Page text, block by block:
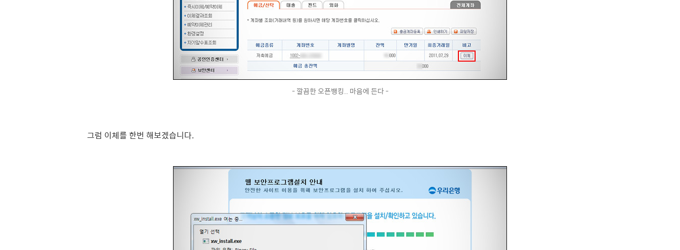
- 깔끔한 오픈뱅킹.. 마음에 든다 -
그럼 이체를 한번 해보겠습니다.